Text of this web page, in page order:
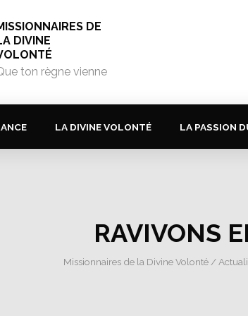
DE
DIVINE
ton règne vienne
LA DIVINE VOLONTÉ LA PASSION
RAVIVONS
Missionnaires de la Divine Volonté /